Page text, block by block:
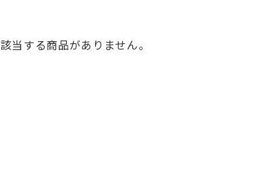
該当する商品がありません。